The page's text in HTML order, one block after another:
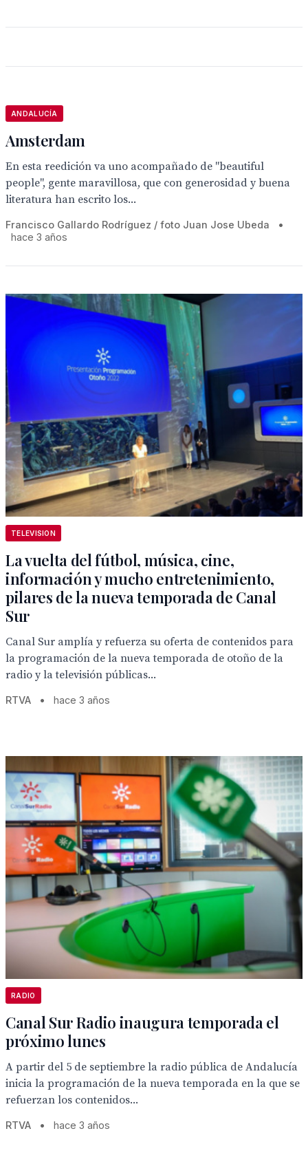
ANDALUCÍA
Amsterdam
En esta reedición va uno acompañado de "beautiful
people", gente maravillosa, que con generosidad y buena
literatura han escrito los...
Francisco Gallardo Rodríguez / foto Juan Jose Ubeda
•
hace 3 años
TELEVISION
La vuelta del fútbol, música, cine,
información y mucho entretenimiento,
pilares de la nueva temporada de Canal
Sur
Canal Sur amplía y refuerza su oferta de contenidos para
la programación de la nueva temporada de otoño de la
radio y la televisión públicas...
RTVA • hace 3 años
RADIO
Canal Sur Radio inaugura temporada el
próximo lunes
A partir del 5 de septiembre la radio pública de Andalucía
inicia la programación de la nueva temporada en la que se
refuerzan los contenidos...
RTVA • hace 3 años